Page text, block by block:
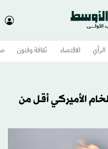
الرأي الاقتصاد ثقافة وفنون
الأميركي أقل من